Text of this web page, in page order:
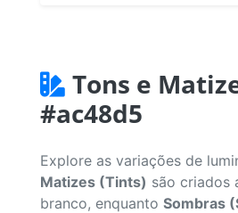
Tons e
#ac48d5
Explore as variações de
Matizes (Tints) são criados
branco, enquanto Sombras